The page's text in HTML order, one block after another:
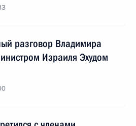
разговор Владимира
Израиля Эхудом